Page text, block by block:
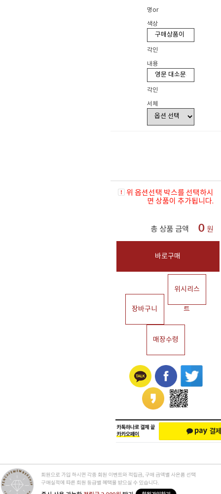
명or
색상
각인
내용
각인
서체
위 옵션선택 박스를 선택하시
면 상품이 추가됩니다.
총 상품 금액 0 원
바로구매
장바구니
위시리스
트
매장수령